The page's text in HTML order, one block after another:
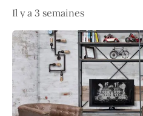
Il y a 3 semaines